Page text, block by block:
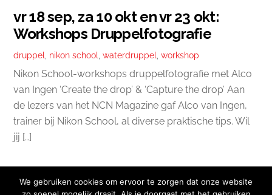
vr 18 sep, za 10 okt en vr 23 okt:
Workshops Druppelfotografie
druppel nikon school ,waterdruppel ,workshop
Nikon School-workshops druppelfotografie met Alco
van Ingen ‘Create the drop’ & ‘Capture the drop’ Aan
de lezers van het NCN Magazine gaf Alco van Ingen,
trainer bij Nikon School, al diverse praktische tips. Wil
jij […]
We gebruiken cookies om ervoor te zorgen dat onze website